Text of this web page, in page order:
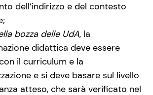
dell’indirizzo e del contesto
bozza delle UdA, la
didattica deve essere
il curriculum e la
e si deve basare sul livello
atteso, che sarà verificato nel